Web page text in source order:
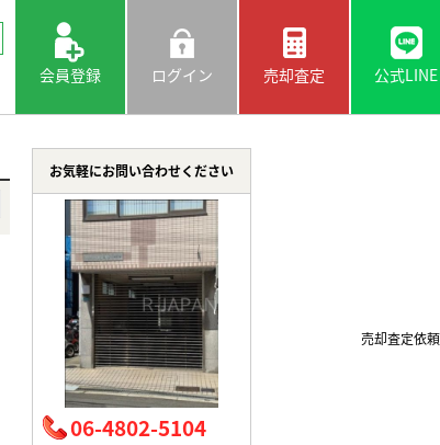
会員登録 ログイン 売却査定 公式LINE
お気軽にお問い合わせください
06-4802-5104
売却査定依頼